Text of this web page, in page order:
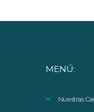
MENÚ:
Nuestras